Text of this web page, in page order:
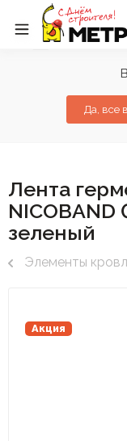
Да, все
Лента
NICOBAND
зеленый
Элементы
Акция